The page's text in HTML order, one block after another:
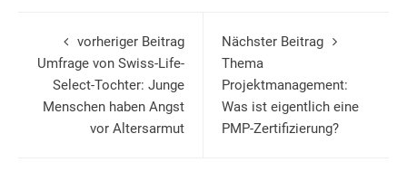
vorheriger Beitrag
Umfrage von Swiss-Life-
Select-Tochter: Junge
Menschen haben Angst
vor Altersarmut
Nächster Beitrag
Thema
Projektmanagement:
Was ist eigentlich eine
PMP-Zertifizierung?